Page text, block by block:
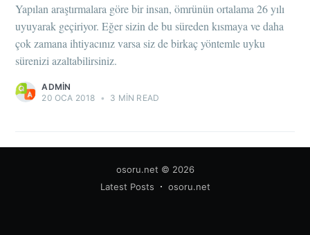
Yapılan araştırmalara göre bir insan, ömrünün ortalama 26 yılı
uyuyarak geçiriyor. Eğer sizin de bu süreden kısmaya ve daha
çok zamana ihtiyacınız varsa siz de birkaç yöntemle uyku
sürenizi azaltabilirsiniz.
ADMIN
20 OCA 2018 • 3 MIN READ
osoru.net © 2026
Latest Posts
osoru.net